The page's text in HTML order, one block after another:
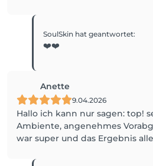
SoulSkin hat geantwortet:
❤️❤️
Anette
9.04.2026
Hallo ich kann nur sagen: top!
Ambiente, angenehmes
war super und das Ergebnis